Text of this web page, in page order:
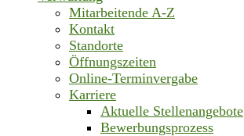
Mitarbeitende A-Z
Kontakt
Standorte
Öffnungszeiten
Online-Terminvergabe
Karriere
Aktuelle Stellenangebote
Bewerbungsprozess